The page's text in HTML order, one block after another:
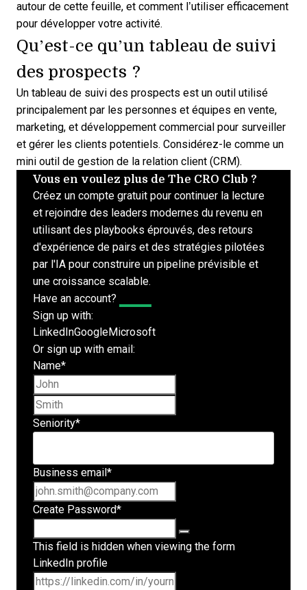
autour de cette feuille, et comment l’utiliser efficacement
pour développer votre activité.
Qu’est-ce qu’un tableau de suivi
des prospects ?
Un tableau de suivi des prospects est un outil utilisé
principalement par les personnes et équipes en vente,
marketing, et développement commercial pour surveiller
et gérer les clients potentiels. Considérez-le comme un
mini outil de gestion de la relation client (CRM).
Vous en voulez plus de The CRO Club ?
Créez un compte gratuit pour continuer la lecture
et rejoindre des leaders modernes du revenu en
utilisant des playbooks éprouvés, des retours
d'expérience de pairs et des stratégies pilotées
par l'IA pour construire un pipeline prévisible et
une croissance scalable.
Have an account?
Sign up with:
LinkedInGoogleMicrosoft
Or sign up with email:
Name*
Seniority*
Business email *
Create Password*
This field is hidden when viewing the form
LinkedIn profile